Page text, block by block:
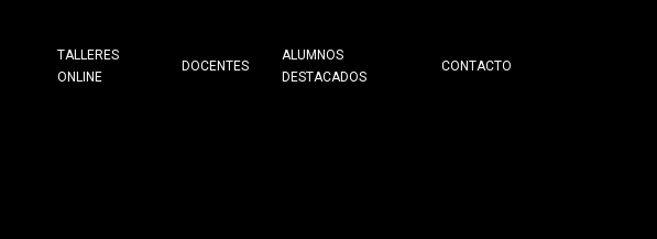
TALLERES
ONLINE
DOCENTES
ALUMNOS
DESTACADOS
CONTACTO